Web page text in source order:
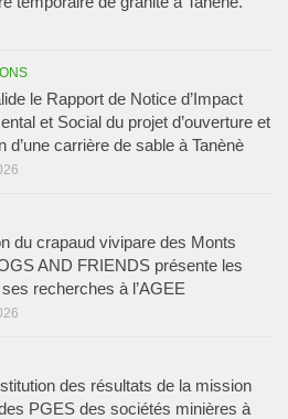
le Rapport de Notice d’Impact
et Social du projet d’ouverture et
d’une carrière de sable à Tanènè
du crapaud vivipare des Monts
AND FRIENDS présente les
recherches à l’AGEE
des résultats de la mission
PGES des sociétés minières à